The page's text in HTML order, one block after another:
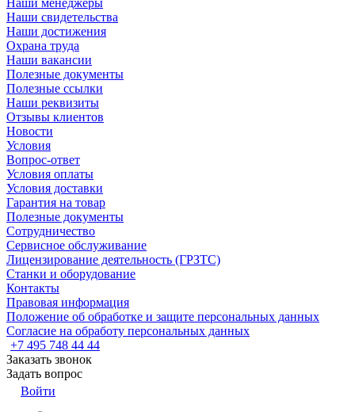
Наши менеджеры
Наши свидетельства
Наши достижения
Охрана труда
Наши вакансии
Полезные документы
Полезные ссылки
Наши реквизиты
Отзывы клиентов
Новости
Условия
Вопрос-ответ
Условия оплаты
Условия доставки
Гарантия на товар
Полезные документы
Сотрудничество
Сервисное обслуживание
Лицензирование деятельность (ГРЗТС)
Станки и оборудование
Контакты
Правовая информация
Положение об обработке и защите персональных данных
Согласие на обработу персональных данных
+7 495 748 44 44
Заказать звонок
Задать вопрос
Войти